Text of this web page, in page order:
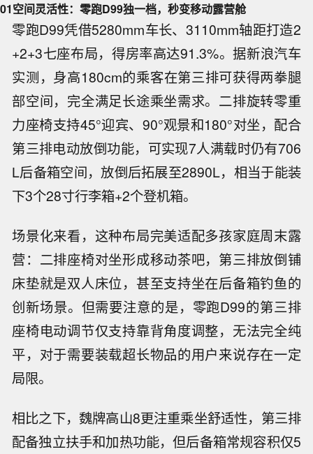
01空间灵活性：零跑D99独一档，秒变移动露营舱
零跑D99凭借5280mm车长、3110mm轴距打造2
+2+3七座布局，得房率高达91.3%。据新浪汽车
实测，身高180cm的乘客在第三排可获得两拳腿
部空间，完全满足长途乘坐需求。二排旋转零重
力座椅支持45°迎宾、90°观景和180°对坐，配合
第三排电动放倒功能，可实现7人满载时仍有706
L后备箱空间，放倒后拓展至2890L，相当于能装
下3个28寸行李箱+2个登机箱。
场景化来看，这种布局完美适配多孩家庭周末露
营：二排座椅对坐形成移动茶吧，第三排放倒铺
床垫就是双人床位，甚至支持坐在后备箱钓鱼的
创新场景。但需要注意的是，零跑D99的第三排
座椅电动调节仅支持靠背角度调整，无法完全纯
平，对于需要装载超长物品的用户来说存在一定
局限。
相比之下，魏牌高山8更注重乘坐舒适性，第三排
配备独立扶手和加热功能，但后备箱常规容积仅5